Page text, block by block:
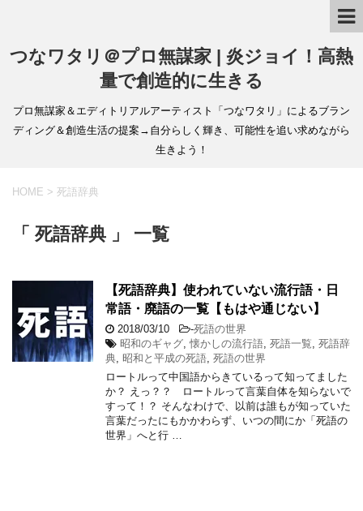
つなワタリ＠プロ無謀家 | 炎ジョイ！高熱
量で創造的に生きる
プロ無謀家＆エディトリアルアーティスト「つなワタリ」によるブラン
ディング＆創造生活の提案→自分らしく輝き、可能性を追い求めながら
生きよう！
HOME > 死語辞典
「 死語辞典 」 一覧
【死語辞典】使われていない流行語・日
常語・廃語の一覧【もはや通じない】
2018/03/10 -死語の世界
昭和のギャグ 懐かしの流行語 死語一覧 死語辞
典 昭和と平成の死語 死語の世界
ロートルって中国語からきているって知ってました
か？ えっ？？ ロートルって言葉自体を知らないで
すって！？ そんなわけで、以前は誰もが知っていた
言葉だったにもかかわらず、いつの間にか「死語の
世界」へと行 …